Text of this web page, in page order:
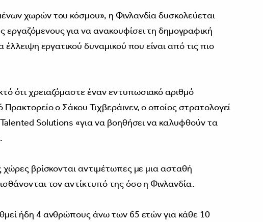
χωρών του κόσμου», η Φινλανδία δυσκολεύεται
για να ανακουφίσει τη δημογραφική
έλλειψη εργατικού δυναμικού που είναι από τις πιο
ότι χρειαζόμαστε έναν εντυπωσιακό αριθμό
ο Σάκου Τιχβεράινεν, ο οποίος στρατολογεί
Solutions «για να βοηθήσει να καλυφθούν τα
χώρες βρίσκονται αντιμέτωπες με μια ασταθή
τον αντίκτυπό της όσο η Φινλανδία.
ήδη 4 ανθρώπους άνω των 65 ετών για κάθε 10